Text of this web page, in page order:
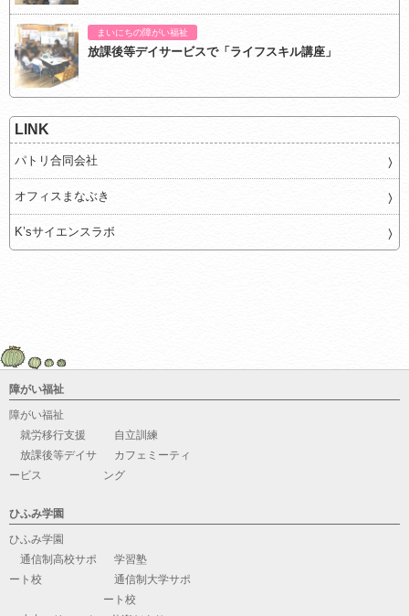
まいにちの障がい福祉
放課後等デイサービスで「ライフスキル講座」
LINK
パトリ合同会社
オフィスまなぶき
K’sサイエンスラボ
障がい福祉
障がい福祉
就労移行支援
自立訓練
放課後等デイサ
ービス
カフェミーティ
ング
ひふみ学園
ひふみ学園
通信制高校サポ
ート校
学習塾
通信制大学サポ
ート校